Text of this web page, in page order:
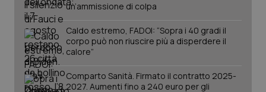
un’ammissione di colpa
Caldo estremo, FADOI: “Sopra i 40 gradi il
corpo può non riuscire più a disperdere il
calore”
Comparto Sanità. Firmato il contratto 2025-
2027. Aumenti fino a 240 euro per gli